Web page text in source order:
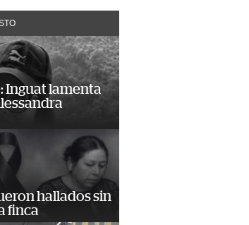
Inguat lamenta
hallados sin
finca